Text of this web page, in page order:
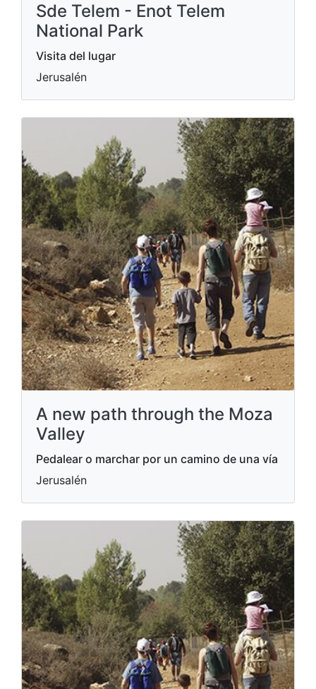
Sde Telem - Enot Telem
National Park
Visita del lugar
Jerusalén
A new path through the Moza
Valley
Pedalear o marchar por un camino de una vía
Jerusalén